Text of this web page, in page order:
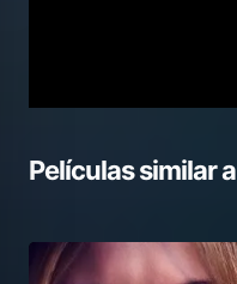
Películas similar a